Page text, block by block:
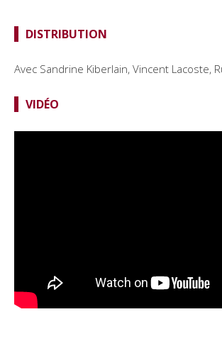
DISTRIBUTION
Avec Sandrine Kiberlain, Vincent Lacoste,
VIDÉO